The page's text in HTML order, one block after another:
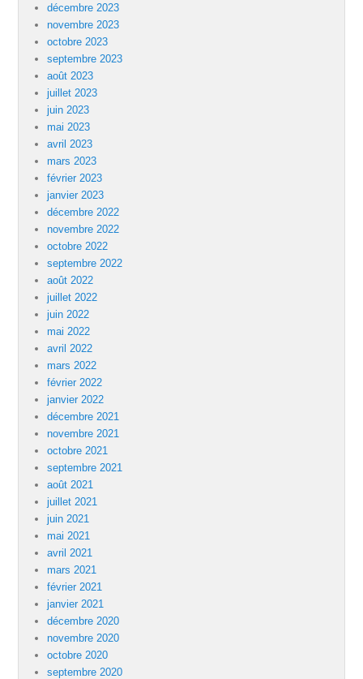
décembre 2023
novembre 2023
octobre 2023
septembre 2023
août 2023
juillet 2023
juin 2023
mai 2023
avril 2023
mars 2023
février 2023
janvier 2023
décembre 2022
novembre 2022
octobre 2022
septembre 2022
août 2022
juillet 2022
juin 2022
mai 2022
avril 2022
mars 2022
février 2022
janvier 2022
décembre 2021
novembre 2021
octobre 2021
septembre 2021
août 2021
juillet 2021
juin 2021
mai 2021
avril 2021
mars 2021
février 2021
janvier 2021
décembre 2020
novembre 2020
octobre 2020
septembre 2020